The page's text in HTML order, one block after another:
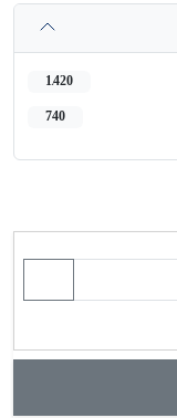
1,420
740